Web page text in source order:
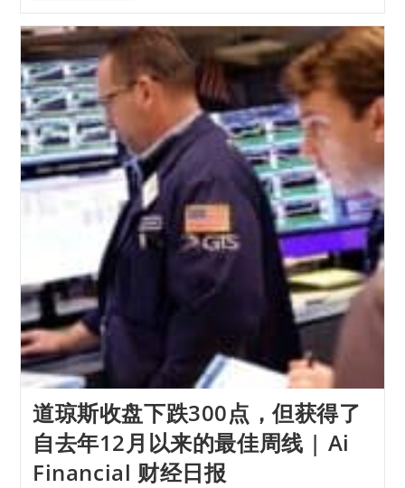
道琼斯收盘下跌300点，但获得了
自去年12月以来的最佳周线 | Ai
Financial 财经日报